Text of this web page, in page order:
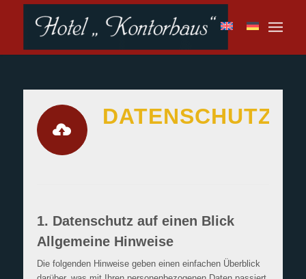
DATENSCHUTZ
1. Datenschutz auf einen Blick
Allgemeine Hinweise
Die folgenden Hinweise geben einen einfachen Überblick